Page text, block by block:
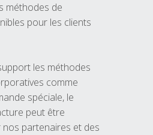
méthodes de
pour les clients
les méthodes
comme
spéciale, le
peut être
partenaires et des